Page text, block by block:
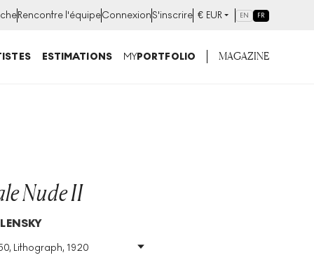
Rencontre l'équipeConnexionS'inscrire € EUR EN FR
ESTIMATIONS MYPORTFOLIO MAGAZINE
Nude II
Lithograph, 1920
Taille: H 48cm X W